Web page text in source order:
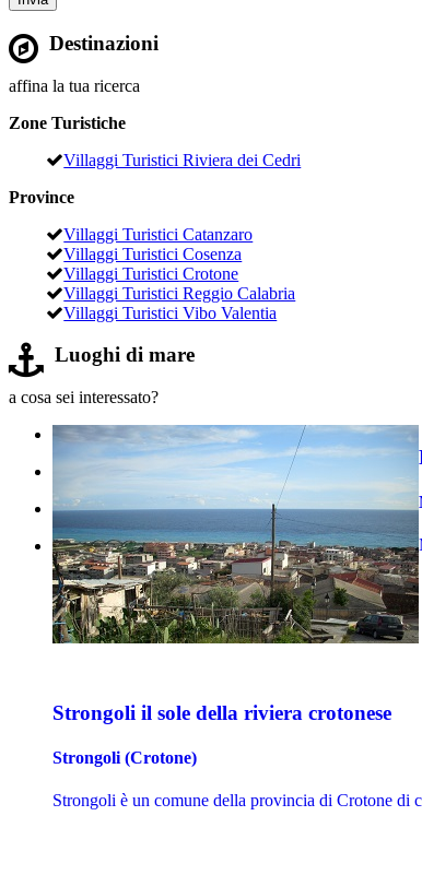
Destinazioni
affina la tua ricerca
Zone Turistiche
Villaggi Turistici Riviera dei Cedri
Province
Villaggi Turistici Catanzaro
Villaggi Turistici Cosenza
Villaggi Turistici Crotone
Villaggi Turistici Reggio Calabria
Villaggi Turistici Vibo Valentia
Luoghi di mare
a cosa sei interessato?
Strongoli il sole della riviera crotonese
Strongoli (Crotone)
Strongoli è un comune della provincia di Crotone di